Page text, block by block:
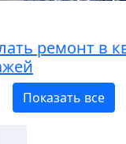
ремонт в
Показать все